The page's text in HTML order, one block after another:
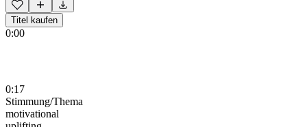
Titel kaufen
0:00
0:17
Stimmung/Thema
motivational